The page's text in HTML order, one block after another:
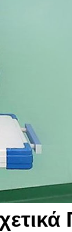
ευνοούν την
προστίθενται
ανάπτυξη